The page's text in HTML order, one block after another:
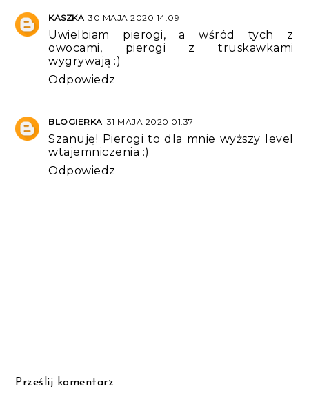
KASZKA 30 MAJA 2020 14:09
Uwielbiam pierogi, a wśród tych z
owocami, pierogi z truskawkami
wygrywają :)
Odpowiedz
BLOGIERKA 31 MAJA 2020 01:37
Szanuję! Pierogi to dla mnie wyższy level
wtajemniczenia :)
Odpowiedz
Prześlij komentarz